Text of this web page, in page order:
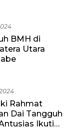
BMH di
Utara
Rahmat
Dai Tangguh
Ikuti